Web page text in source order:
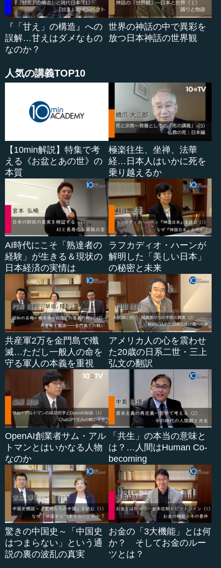
『「甘え」の構造』への
誤解…甘えはダメなもの
なのか？
世界の神話の中で異彩を
放つ日本神話の世界観
人気の講義TOP10
【10min解説】特集で考
える《お盆とあの世》の
本質
極楽往生、坐禅、法華
経…日本人はいかに死を
乗り越えるか
AI時代にこそ「熟達者の
経験」が生きる＆現状の
日本経済の実情は
ラフカディオ・ハーンが
解明した「美しい日本」
の秘密と未来
共産軍2万を金門島で殲
滅…ただし一般人の命を
守る軍人の本義を重視
アメリカ人の心を震わせ
た20歳の日系二世・三上
弘文の翻訳
OpenAI創業者サム・アル
トマンとはいかなる人物
なのか
「共生」の本当の意味と
は？…人間はHuman Co-
becoming
驚きの中国史～「中国史
はつまらない」という通
説の裏の波乱の真実
お金の「3大機能」とは何
か？ そしてお金のルー
ツとは？